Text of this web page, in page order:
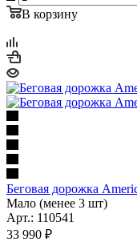
В корзину
Беговая дорожка
Мало (менее 3 шт)
Арт.: 110541
33 990 ₽